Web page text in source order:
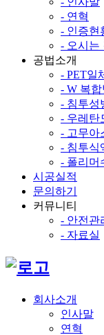
- 연혁
- 인증현
- 오시는
공법소개
- PET일
- W 복합
- 침투성
- 우레탄
- 고무아
- 침투식
- 폴리머
시공실적
문의하기
커뮤니티
- 안전관
- 자료실
회사소개
인사말
연혁